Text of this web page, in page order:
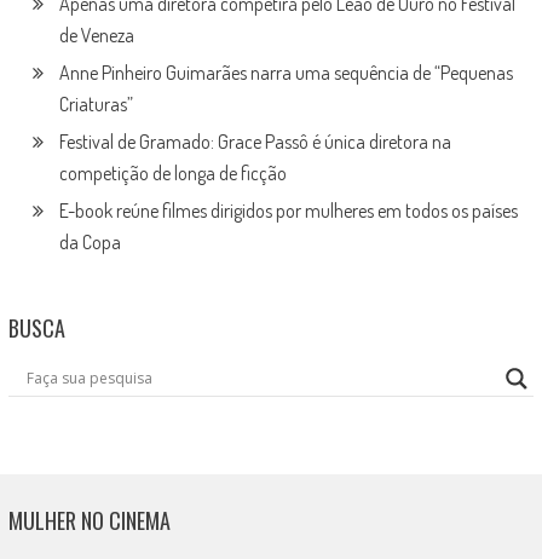
de Veneza
Anne Pinheiro Guimarães narra uma sequência de “Pequenas
Criaturas”
Festival de Gramado: Grace Passô é única diretora na
competição de longa de ficção
E-book reúne filmes dirigidos por mulheres em todos os países
da Copa
BUSCA
MULHER NO CINEMA